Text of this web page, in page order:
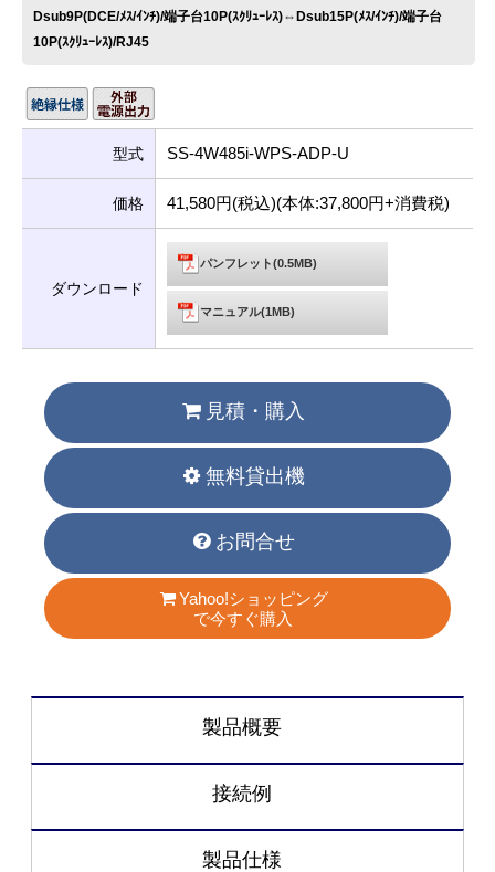
Dsub9P(DCE/ﾒｽ/ｲﾝﾁ)/端子台10P(ｽｸﾘｭｰﾚｽ)⇔Dsub15P(ﾒｽ/ｲﾝﾁ)/端子台
10P(ｽｸﾘｭｰﾚｽ)/RJ45
型式 SS-4W485i-WPS-ADP-U
価格 41,580円(税込)(本体:37,800円+消費税)
ダウンロード
パンフレット(0.5MB)
マニュアル(1MB)
見積・購入
無料貸出機
お問合せ
Yahoo!ショッピング
で今すぐ購入
製品概要
接続例
製品仕様